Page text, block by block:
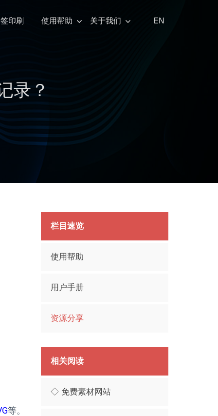
印刷 使用帮助 关于我们 EN
录？
等。
栏目速览
使用帮助
用户手册
资源分享
相关阅读
◇ 免费素材网站